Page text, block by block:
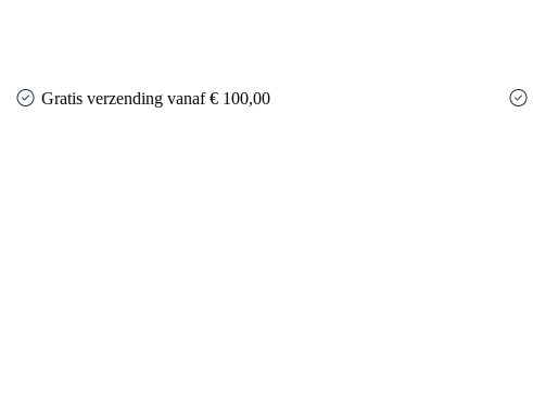
Gratis verzending vanaf € 100,00